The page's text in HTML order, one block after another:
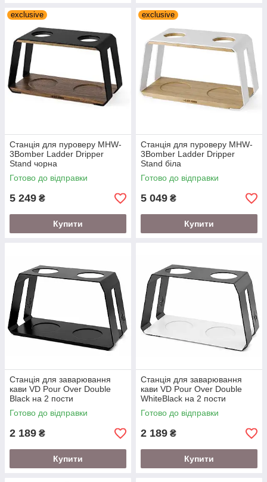
exclusive
Станція для пуроверу MHW-
3Bomber Ladder Dripper
Stand чорна
Готово до відправки
5 249 ₴
Купити
exclusive
Станція для пуроверу MHW-
3Bomber Ladder Dripper
Stand біла
Готово до відправки
5 049 ₴
Купити
Станція для заварювання
кави VD Pour Over Double
Black на 2 пости
Готово до відправки
2 189 ₴
Купити
Станція для заварювання
кави VD Pour Over Double
WhiteBlack на 2 пости
Готово до відправки
2 189 ₴
Купити